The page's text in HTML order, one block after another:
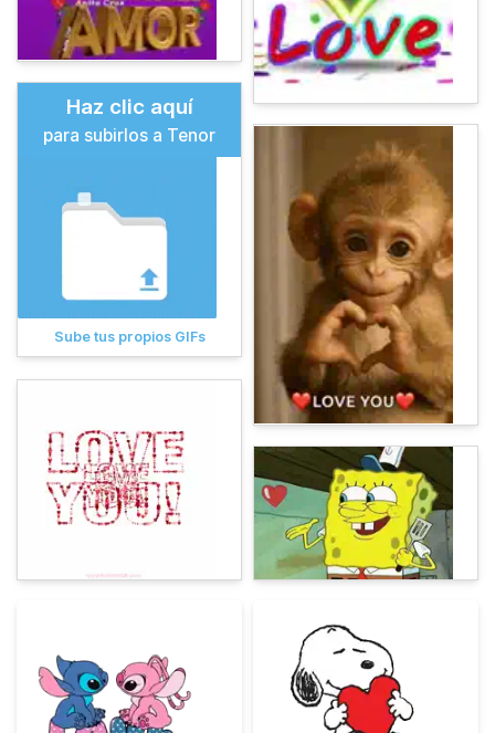
Haz clic aquí
para subirlos a Tenor
Sube tus propios GIFs